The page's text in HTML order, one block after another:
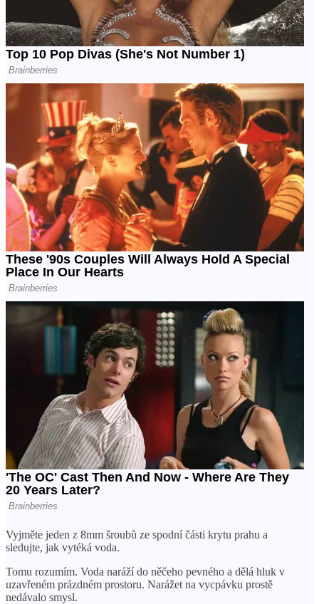
Vyjměte jeden z 8mm šroubů ze spodní části krytu prahu a
sledujte, jak vytéká voda.
Tomu rozumím. Voda naráží do něčeho pevného a dělá hluk v
uzavřeném prázdném prostoru. Narážet na vycpávku prostě
nedávalo smysl.